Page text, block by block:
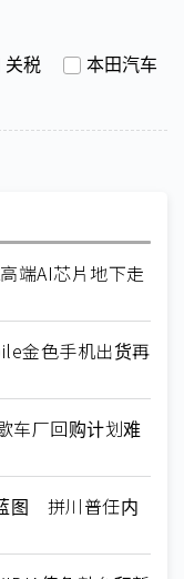
关税 本田汽车
端AI芯片地下走
金色手机出货再
车厂回购计划难
图 拼川普任内